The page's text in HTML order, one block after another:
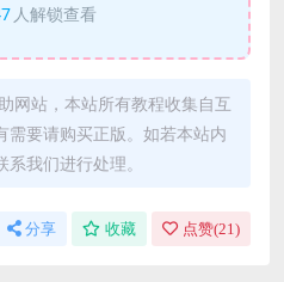
人解锁查看
网站，本站所有教程收集自互
需要请购买正版。如若本站内
我们进行处理。
分享 收藏 点赞(21 )